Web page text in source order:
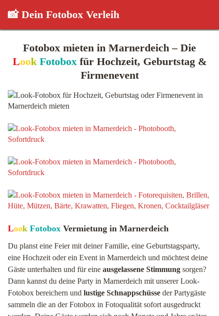
📸 Dein Fotobox Verleih
Fotobox mieten in Marnerdeich – Die
Look Fotoboxfür Hochzeit, Geburtstag &
Firmenevent
Look Fotobox Vermietung in Marnerdeich
Du planst eine Feier mit deiner Familie, eine Geburtstagsparty,
eine Hochzeit oder ein Event in Marnerdeich und möchtest deine
Gäste unterhalten und für eine ausgelassene Stimmung sorgen?
Dann kannst du deine Party in Marnerdeich mit unserer Look-
Fotobox bereichern und lustige Schnappschüsse der Partygäste
sammeln die an der Fotobox in Fotoqualität sofort ausgedruckt